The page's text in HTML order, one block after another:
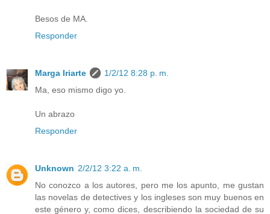
Besos de MA.
Responder
Marga Iriarte
1/2/12 8:28 p. m.
Ma, eso mismo digo yo.
Un abrazo
Responder
Unknown 2/2/12 3:22 a. m.
No conozco a los autores, pero me los apunto, me gustan
las novelas de detectives y los ingleses son muy buenos en
este género y, como dices, describiendo la sociedad de su